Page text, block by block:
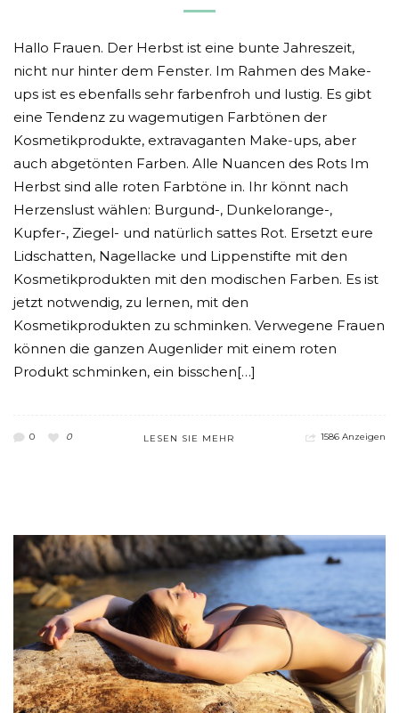
Hallo Frauen. Der Herbst ist eine bunte Jahreszeit,
nicht nur hinter dem Fenster. Im Rahmen des Make-
ups ist es ebenfalls sehr farbenfroh und lustig. Es gibt
eine Tendenz zu wagemutigen Farbtönen der
Kosmetikprodukte, extravaganten Make-ups, aber
auch abgetönten Farben. Alle Nuancen des Rots Im
Herbst sind alle roten Farbtöne in. Ihr könnt nach
Herzenslust wählen: Burgund-, Dunkelorange-,
Kupfer-, Ziegel- und natürlich sattes Rot. Ersetzt eure
Lidschatten, Nagellacke und Lippenstifte mit den
Kosmetikprodukten mit den modischen Farben. Es ist
jetzt notwendig, zu lernen, mit den
Kosmetikprodukten zu schminken. Verwegene Frauen
können die ganzen Augenlider mit einem roten
Produkt schminken, ein bisschen[…]
0 0 LESEN SIE MEHR 1586 Anzeigen